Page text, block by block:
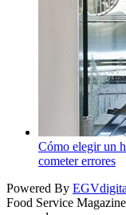
Cómo elegir un
cometer errores
Powered By
Food Service